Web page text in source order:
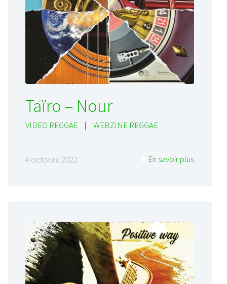
Taïro – Nour
VIDEO REGGAE | WEBZINE REGGAE
4 octobre 2022 En savoir plus